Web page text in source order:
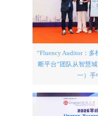
“Fluency Auditor：
断平台”团队从智慧
一）手